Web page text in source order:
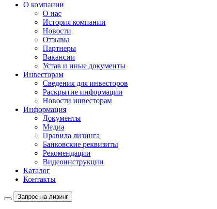
О компании
О нас
История компании
Новости
Отзывы
Партнеры
Вакансии
Устав и иные документы
Инвесторам
Сведения для инвесторов
Раскрытие информации
Новости инвесторам
Информация
Документы
Медиа
Правила лизинга
Банковские реквизиты
Рекомендации
Видеоинструкции
Каталог
Контакты
Запрос на лизинг